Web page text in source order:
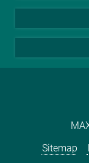
Sitemap